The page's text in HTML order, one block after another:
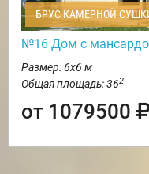
БРУС КАМЕРНОЙ
№16 Дом с
Размер: 6х6 м
Общая площадь: 362
от 1079500